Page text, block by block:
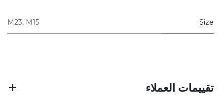
Size
M23, M15
تقييمات العملاء